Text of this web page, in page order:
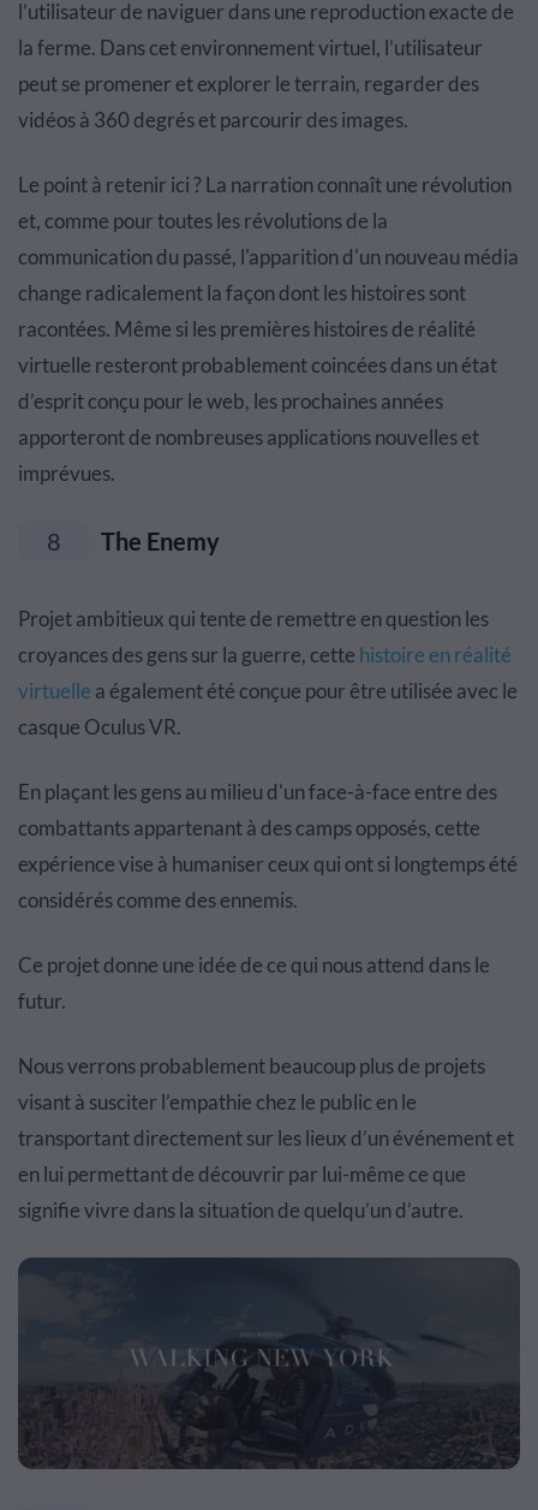
l’utilisateur de naviguer dans une reproduction exacte de
la ferme. Dans cet environnement virtuel, l’utilisateur
peut se promener et explorer le terrain, regarder des
vidéos à 360 degrés et parcourir des images.
Le point à retenir ici ? La narration connaît une révolution
et, comme pour toutes les révolutions de la
communication du passé, l'apparition d'un nouveau média
change radicalement la façon dont les histoires sont
racontées. Même si les premières histoires de réalité
virtuelle resteront probablement coincées dans un état
d’esprit conçu pour le web, les prochaines années
apporteront de nombreuses applications nouvelles et
imprévues.
8 The Enemy
Projet ambitieux qui tente de remettre en question les
croyances des gens sur la guerre, cette histoire en réalité
virtuelle a également été conçue pour être utilisée avec le
casque Oculus VR.
En plaçant les gens au milieu d'un face-à-face entre des
combattants appartenant à des camps opposés, cette
expérience vise à humaniser ceux qui ont si longtemps été
considérés comme des ennemis.
Ce projet donne une idée de ce qui nous attend dans le
futur.
Nous verrons probablement beaucoup plus de projets
visant à susciter l’empathie chez le public en le
transportant directement sur les lieux d’un événement et
en lui permettant de découvrir par lui-même ce que
signifie vivre dans la situation de quelqu’un d’autre.